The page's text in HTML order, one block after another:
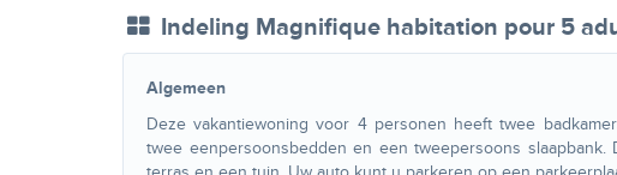
Indeling Magnifique habitation pour 5
Algemeen
Deze vakantiewoning voor 4 personen heeft twee
twee eenpersoonsbedden en een tweepersoons